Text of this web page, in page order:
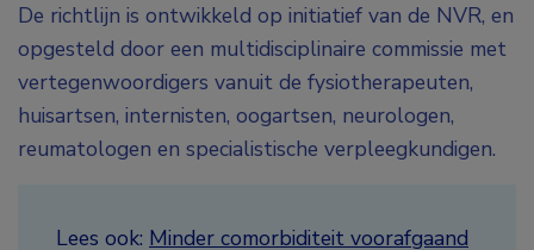
De richtlijn is ontwikkeld op initiatief van de NVR, en
opgesteld door een multidisciplinaire commissie met
vertegenwoordigers vanuit de fysiotherapeuten,
huisartsen, internisten, oogartsen, neurologen,
reumatologen en specialistische verpleegkundigen.
Lees ook: Minder comorbiditeit voorafgaand